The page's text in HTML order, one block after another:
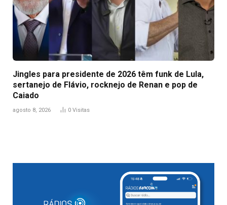
Jingles para presidente de 2026 têm funk de Lula,
sertanejo de Flávio, rocknejo de Renan e pop de
Caiado
agosto 8, 2026 0 Visitas